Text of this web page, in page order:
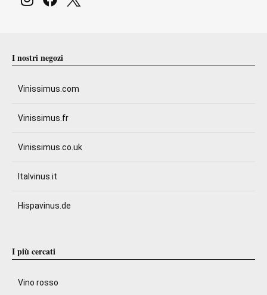
I nostri negozi
Vinissimus.com
Vinissimus.fr
Vinissimus.co.uk
Italvinus.it
Hispavinus.de
I più cercati
Vino rosso